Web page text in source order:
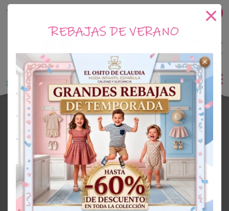
El Osito de Claudia
Tu tienda online de Moda Infantil
0€
Outlet Niña
OUTLET
59%
REBAJAS DE VERANO